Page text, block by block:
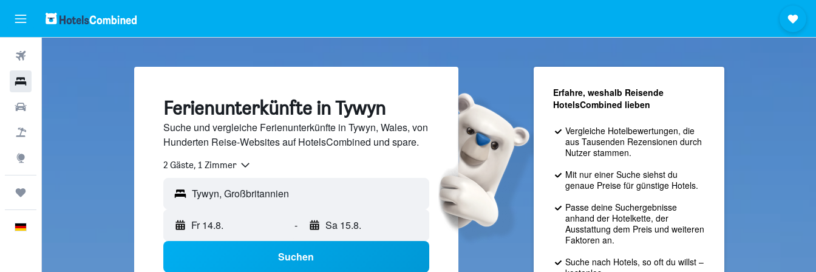
Ferienunterkünfte in Tywyn
Suche und vergleiche Ferienunterkünfte in Tywyn, Wales, von
Hunderten Reise-Websites auf HotelsCombined und spare.
2 Gäste, 1 Zimmer
Fr 14.8. - Sa 15.8.
Suchen
Erfahre, weshalb Reisende
HotelsCombined lieben
Vergleiche Hotelbewertungen, die
aus Tausenden Rezensionen durch
Nutzer stammen.
Mit nur einer Suche siehst du
genaue Preise für günstige Hotels.
Passe deine Suchergebnisse
anhand der Hotelkette, der
Ausstattung dem Preis und weiteren
Faktoren an.
Suche nach Hotels, so oft du willst –